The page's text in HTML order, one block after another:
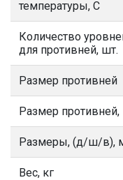
температуры, С
Количество
для противней, шт.
Размер противней
Размер
Размеры, (д/ш/в),
Вес, кг